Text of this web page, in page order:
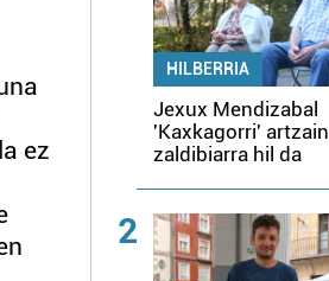
ez
HILBERRIA
Jexux Mendizabal
'Kaxkagorri' artzain
zaldibiarra hil da
2